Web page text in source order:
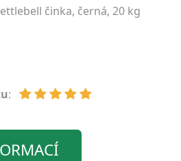
činka, černá, 20 kg
: